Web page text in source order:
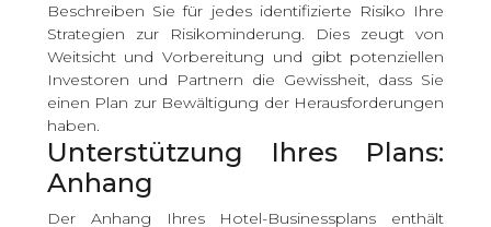
Beschreiben Sie für jedes identifizierte Risiko Ihre
Strategien zur Risikominderung. Dies zeugt von
Weitsicht und Vorbereitung und gibt potenziellen
Investoren und Partnern die Gewissheit, dass Sie
einen Plan zur Bewältigung der Herausforderungen
haben.
Unterstützung Ihres Plans:
Anhang
Der Anhang Ihres Hotel-Businessplans enthält